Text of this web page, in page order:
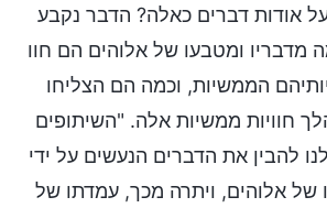
אודות דברים כאלה? הדבר נקבע
מדבריו ומטבעו של אלוהים הם חוו
הממשיות, וכמה הם הצליחו
חוויות ממשיות אלה. "השיתופים
להבין את הדברים הנעשים על ידי
של אלוהים, ויתרה מכך, עמדתו של